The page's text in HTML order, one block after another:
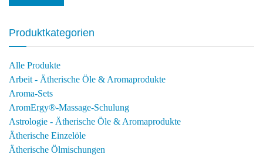
Produktkategorien
Alle Produkte
Arbeit - Ätherische Öle & Aromaprodukte
Aroma-Sets
AromErgy®-Massage-Schulung
Astrologie - Ätherische Öle & Aromaprodukte
Ätherische Einzelöle
Ätherische Ölmischungen